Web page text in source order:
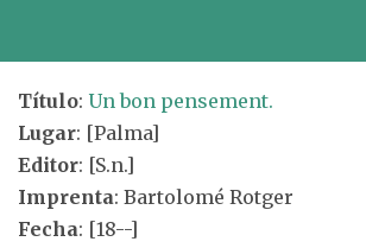
Título: Un bon pensement.
Lugar: [Palma]
Editor: [S.n.]
Imprenta: Bartolomé Rotger
Fecha: [18--]